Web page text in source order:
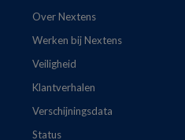
Over Nextens
Werken bij Nextens
Veiligheid
Klantverhalen
Verschijningsdata
Status